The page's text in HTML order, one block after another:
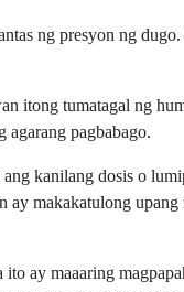
ng presyon ng
itong tumatagal ng
pagbabago.
kanilang dosis o
makakatulong
ay maaaring